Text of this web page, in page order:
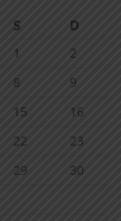
S
D
1
2
8
9
15
16
22
23
29
30